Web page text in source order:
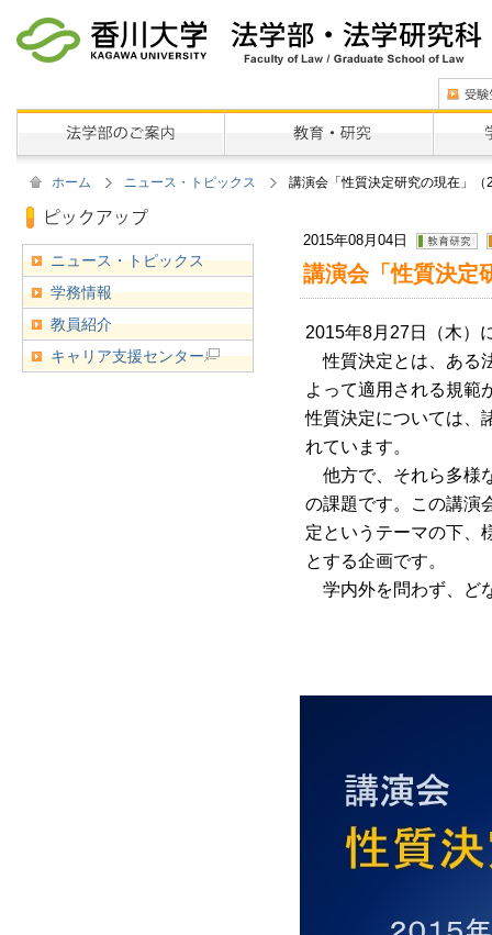
ホーム ニュース・トピックス 講演会「性質決定研究の現在」（
2015年08月04日
講演会「性質決定
2015年8月27日（木）
性質決定とは、ある
よって適用される規範
性質決定については、
れています。
他方で、それら多様
の課題です。この講演
定というテーマの下、
とする企画です。
学内外を問わず、ど
ニュース・トピックス
学務情報
教員紹介
キャリア支援センター